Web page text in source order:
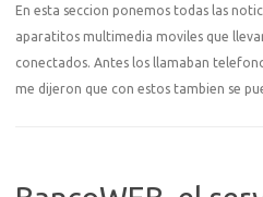
En esta seccion ponemos todas las
aparatitos multimedia moviles que
conectados. Antes los llamaban
me dijeron que con estos tambien se